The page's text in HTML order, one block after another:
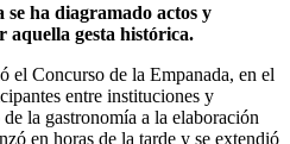
ha diagramado actos y
aquella gesta histórica.
el Concurso de la Empanada, en el
entre instituciones y
la gastronomía a la elaboración
en horas de la tarde y se extendió